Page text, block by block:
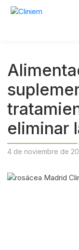
eliminar
4 de noviembre de